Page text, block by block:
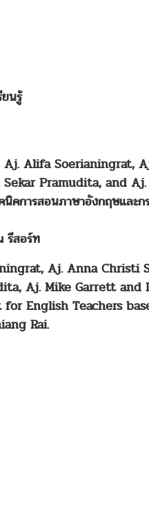
นรู้
Aj. Alifa Soerianingrat,
Pramudita, and Aj.
การสอนภาษาอังกฤษและก
รีสอร์ท
Aj. Anna Christi
Aj. Mike Garrett
English Teachers
Rai.